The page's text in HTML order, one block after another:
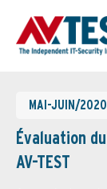
MAI-JUIN/2020
Évaluation
AV-TEST